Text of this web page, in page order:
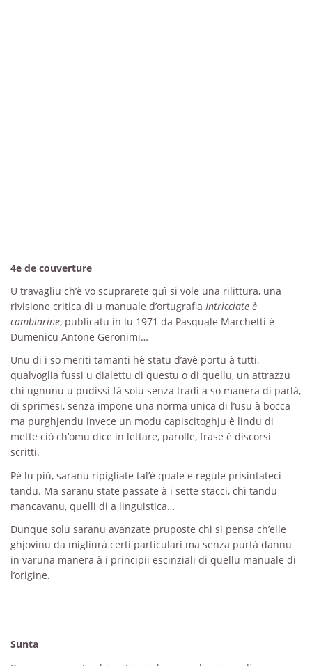
4e de couverture
U travagliu ch’è vo scuprarete quì si vole una rilittura, una
rivisione critica di u manuale d’ortugrafia Intricciate è
cambiarine, publicatu in lu 1971 da Pasquale Marchetti è
Dumenicu Antone Geronimi…
Unu di i so meriti tamanti hè statu d’avè portu à tutti,
qualvoglia fussi u dialettu di questu o di quellu, un attrazzu
chì ugnunu u pudissi fà soiu senza tradì a so manera di parlà,
di sprimesi, senza impone una norma unica di l’usu à bocca
ma purghjendu invece un modu capiscitoghju è lindu di
mette ciò ch’omu dice in lettare, parolle, frase è discorsi
scritti.
Pè lu più, saranu ripigliate tal’è quale e regule prisintateci
tandu. Ma saranu state passate à i sette stacci, chì tandu
mancavanu, quelli di a linguistica…
Dunque solu saranu avanzate pruposte chì si pensa ch’elle
ghjovinu da migliurà certi particulari ma senza purtà dannu
in varuna manera à i principii escinziali di quellu manuale di
l’origine.
Sunta